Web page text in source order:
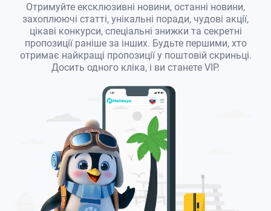
Отримуйте ексклюзивні новини, останні новини,
захоплюючі статті, унікальні поради, чудові акції,
цікаві конкурси, спеціальні знижки та секретні
пропозиції раніше за інших. Будьте першими, хто
отримає найкращі пропозиції у поштовій скриньці.
Досить одного кліка, і ви станете VIP.